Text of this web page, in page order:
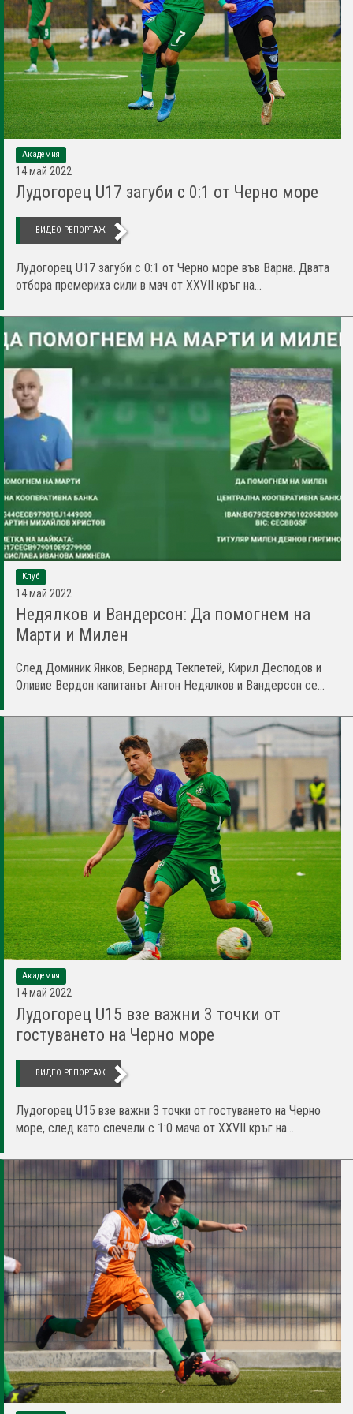
Академия
14 май 2022
Лудогорец U17 загуби с 0:1 от Черно море
ВИДЕО РЕПОРТАЖ
Лудогорец U17 загуби с 0:1 от Черно море във Варна. Двата
отбора премериха сили в мач от XXVII кръг на...
Клуб
14 май 2022
Недялков и Вандерсон: Да помогнем на
Марти и Милен
След Доминик Янков, Бернард Текпетей, Кирил Десподов и
Оливие Вердон капитанът Антон Недялков и Вандерсон се...
Академия
14 май 2022
Лудогорец U15 взе важни 3 точки от
гостуването на Черно море
ВИДЕО РЕПОРТАЖ
Лудогорец U15 взе важни 3 точки от гостуването на Черно
море, след като спечели с 1:0 мача от XXVII кръг на...